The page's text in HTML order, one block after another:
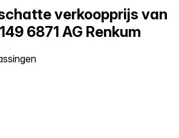
verkoopprijs van
6871 AG Renkum